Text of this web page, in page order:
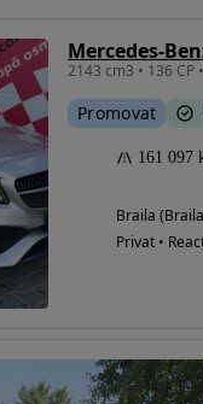
Mercedes-
2143 cm3 • 136 CP
Promovat
161 097
Braila
Privat •